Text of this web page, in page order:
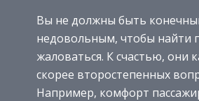
Вы не должны быть
недовольным, чтобы найти
жаловаться. К счастью, они
скорее второстепенных
Например, комфорт